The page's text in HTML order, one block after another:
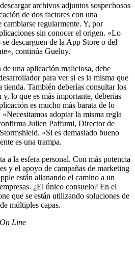
archivos adjuntos sospechosos
de dos factores con una
cambiarse regularmente. Y, por
sin conocer el origen. «Lo
descarguen de la App Store o del
continúa Gueluy.
de una aplicación maliciosa, debe
para ver si es la misma que
tienda. También deberías consultar los
lo que es más importante, deberías
es mucho más barata de lo
adoptar la misma regla
Julien Paffumi, Director de
«Si es demasiado bueno
es una trampa.
a la esfera personal. Con más potencia
y el apoyo de campañas de marketing
están allanando el camino a un
¿El único consuelo? En el
que se están utilizando soluciones de
múltiples capas.
Line